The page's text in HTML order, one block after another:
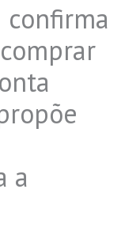
confirma
a